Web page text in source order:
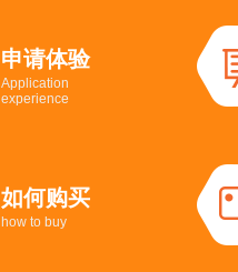
申请体验
Application
experience
如何购买
how to buy